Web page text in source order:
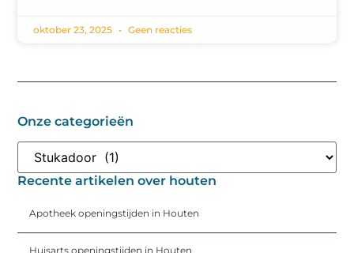
Onze categorieën
Recente artikelen over houten
Apotheek openingstijden in Houten
Huisarts openingstijden in Houten
oktober 23, 2025 Geen reacties